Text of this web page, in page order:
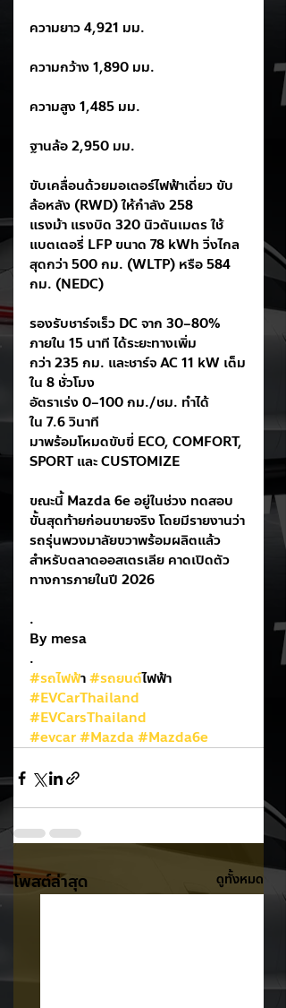
ความยาว 4,921 มม.
ความกว้าง 1,890 มม.
ความสูง 1,485 มม.
ฐานล้อ 2,950 มม.
ขับเคลื่อนด้วยมอเตอร์ไฟฟ้าเดี่ยว ขับ
ล้อหลัง (RWD) ให้กำลัง 258
แรงม้า แรงบิด 320 นิวตันเมตร ใช้
แบตเตอรี่ LFP ขนาด 78 kWh วิ่งไกล
สุดกว่า 500 กม. (WLTP) หรือ 584
กม. (NEDC)
รองรับชาร์จเร็ว DC จาก 30–80%
ภายใน 15 นาที ได้ระยะทางเพิ่ม
กว่า 235 กม. และชาร์จ AC 11 kW เต็ม
ใน 8 ชั่วโมง
อัตราเร่ง 0–100 กม./ชม. ทำได้
ใน 7.6 วินาที
มาพร้อมโหมดขับขี่ ECO, COMFORT,
SPORT และ CUSTOMIZE
ขณะนี้ Mazda 6e อยู่ในช่วง ทดสอบ
ขั้นสุดท้ายก่อนขายจริง โดยมีรายงานว่า
รถรุ่นพวงมาลัยขวาพร้อมผลิตแล้ว
สำหรับตลาดออสเตรเลีย คาดเปิดตัว
ทางการภายในปี 2026
.
By mesa
.
#รถไฟฟ้า #รถยนต์ไฟฟ้า
#EVCarThailand
#EVCarsThailand
#evcar#Mazda#Mazda6e
โพสต์ล่าสุด ดูทั้งหมด